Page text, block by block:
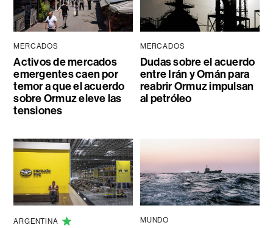
MERCADOS
Activos de mercados
emergentes caen por
temor a que el acuerdo
sobre Ormuz eleve las
tensiones
MERCADOS
Dudas sobre el acuerdo
entre Irán y Omán para
reabrir Ormuz impulsan
al petróleo
ARGENTINA MUNDO